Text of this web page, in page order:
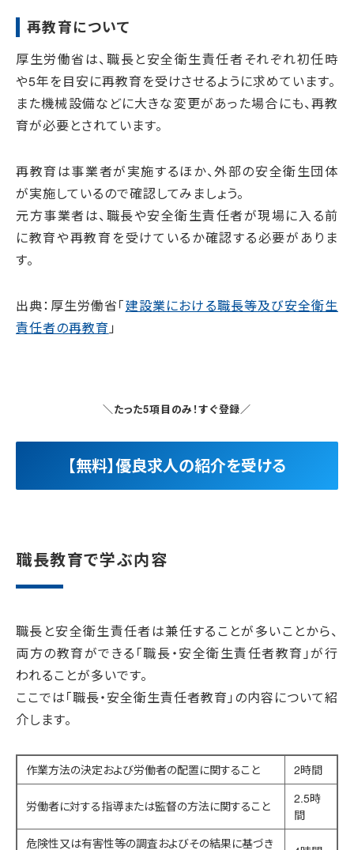
再教育について
厚生労働省は、職長と安全衛生責任者それぞれ初任時
や5年を目安に再教育を受けさせるように求めています。
また機械設備などに大きな変更があった場合にも、再教
育が必要とされています。
再教育は事業者が実施するほか、外部の安全衛生団体
が実施しているので確認してみましょう。
元方事業者は、職長や安全衛生責任者が現場に入る前
に教育や再教育を受けているか確認する必要がありま
す。
出典：厚生労働省「建設業における職長等及び安全衛生
責任者の再教育 」
＼たった5項目のみ！すぐ登録／
【無料】優良求人の紹介を受ける
職長教育で学ぶ内容
職長と安全衛生責任者は兼任することが多いことから、
両方の教育ができる「職長・安全衛生責任者教育」が行
われることが多いです。
ここでは「職長・安全衛生責任者教育」の内容について紹
介します。
作業方法の決定および労働者の配置に関すること 2時間
労働者に対する指導または監督の方法に関すること
2.5時
間
危険性又は有害性等の調査およびその結果に基づき